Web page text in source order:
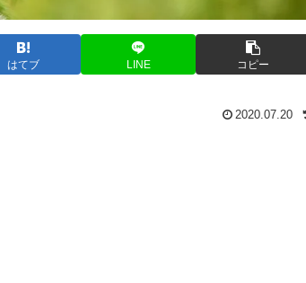
はてブ LINE コピー
2020.07.20